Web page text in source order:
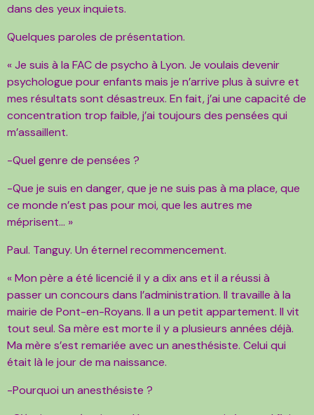
dans des yeux inquiets.
Quelques paroles de présentation.
« Je suis à la FAC de psycho à Lyon. Je voulais devenir
psychologue pour enfants mais je n’arrive plus à suivre et
mes résultats sont désastreux. En fait, j’ai une capacité de
concentration trop faible, j’ai toujours des pensées qui
m’assaillent.
-Quel genre de pensées ?
-Que je suis en danger, que je ne suis pas à ma place, que
ce monde n’est pas pour moi, que les autres me
méprisent… »
Paul. Tanguy. Un éternel recommencement.
« Mon père a été licencié il y a dix ans et il a réussi à
passer un concours dans l’administration. Il travaille à la
mairie de Pont-en-Royans. Il a un petit appartement. Il vit
tout seul. Sa mère est morte il y a plusieurs années déjà.
Ma mère s’est remariée avec un anesthésiste. Celui qui
était là le jour de ma naissance.
-Pourquoi un anesthésiste ?